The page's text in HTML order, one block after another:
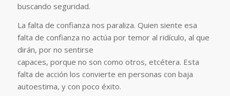
buscando seguridad.
La falta de confianza nos paraliza. Quien siente esa
falta de confianza no actúa por temor al ridículo, al que
dirán, por no sentirse
capaces, porque no son como otros, etcétera. Esta
falta de acción los convierte en personas con baja
autoestima, y con poco éxito.